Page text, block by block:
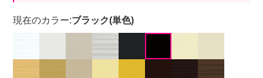
現在のカラー:ブラック(単色)